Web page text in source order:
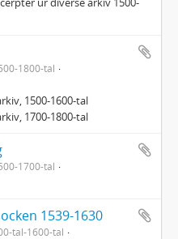
1800-tal
1500-1600-tal
1700-1800-tal
1700-tal
1539-1630
tal-1600-tal